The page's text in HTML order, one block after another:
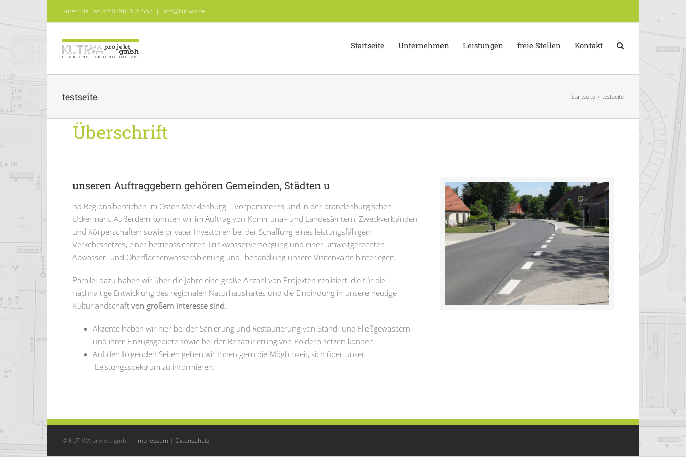
Rufen Sie uns an! 039601 20567 | info@kutiwa.de
Startseite Unternehmen Leistungen freie Stellen Kontakt
testseite Startseite / testseite
Überschrift
unseren Auftraggebern gehören Gemeinden, Städten u
nd Regionalbereichen im Osten Mecklenburg – Vorpommerns und in der brandenburgischen
Uckermark. Außerdem konnten wir im Auftrag von Kommunal- und Landesämtern, Zweckverbänden
und Körperschaften sowie privater Investoren bei der Schaffung eines leistungsfähigen
Verkehrsnetzes, einer betriebssicheren Trinkwasserversorgung und einer umweltgerechten
Abwasser- und Oberflächenwasserableitung und -behandlung unsere Visitenkarte hinterlegen.
Parallel dazu haben wir über die Jahre eine große Anzahl von Projekten realisiert, die für die
nachhaltige Entwicklung des regionalen Naturhaushaltes und die Einbindung in unsere heutige
Kulturlandschaft von großem Interesse sind.
Akzente haben wir hier bei der Sanierung und Restaurierung von Stand- und Fließgewässern
und ihrer Einzugsgebiete sowie bei der Renaturierung von Poldern setzen können.
Auf den folgenden Seiten geben wir Ihnen gern die Möglichkeit, sich über unser
Leistungsspektrum zu informieren.
© KUTIWA projekt gmbh | Impressum | Datenschutz